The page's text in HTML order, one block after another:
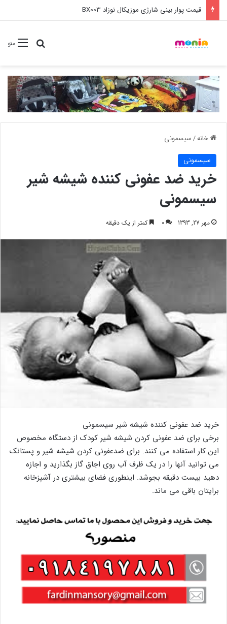
خرید عمده ست مانیکور نوزاد خارجی
منوجستجو
خانه/سیسمونی
سیسمونی
خرید ضد عفونی کننده شیشه شیر
سیسمونی
مهر 27, 1393 0 کمتر از یک دقیقه
خرید ضد عفونی کننده شیشه شیر سیسمونی
برخی برای ضد عفونی کردن شیشه شیر کودک از دستگاه مخصوص
این کار استفاده می کنند. برای ضدعفونی کردن شیشه شیر و پستانک
می توانید آنها را در یک ظرف آب روی اجاق گاز بگذارید و اجازه
دهید بیست دقیقه بجوشد. اینطوری فضای بیشتری در آشپزخانه
برایتان باقی می ماند.